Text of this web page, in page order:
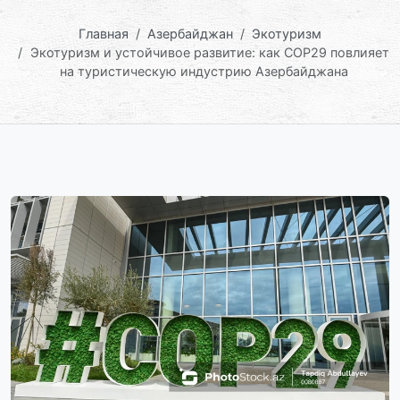
Главная Азербайджан
Экотуризм
Экотуризм и устойчивое развитие: как COP29 повлияет
на туристическую индустрию Азербайджана